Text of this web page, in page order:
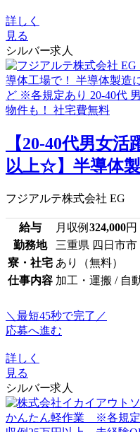
詳しく
見る
シルバー求人
【20-40代男女
以上☆】半導体
フジアルテ株式会社 EG
給与 月収例 324,000円
勤務地
三重県 四日市市
寮・社宅 あり（無料）
仕事内容 加工・運搬 / 自
＼最短45秒で完了／
応募へ進む
詳しく
見る
シルバー求人